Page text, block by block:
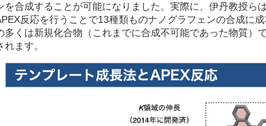
を合成することが可能になりました。実際に、伊丹教授ら
反応を行うことで13種類ものナノグラフェンの合成に
多くは新規化合物（これまでに合成不可能であった物質）
れます。